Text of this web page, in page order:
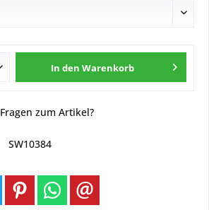
In den Warenkorb
Fragen zum Artikel?
SW10384